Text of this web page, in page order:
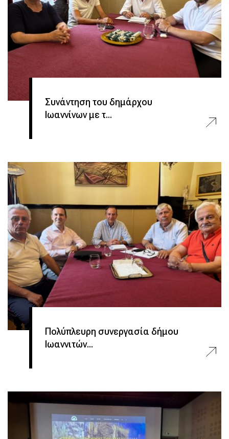
Συνάντηση του δημάρχου
Ιωαννίνων με τ...
Πολύπλευρη συνεργασία δήμου
Ιωαννιτών...